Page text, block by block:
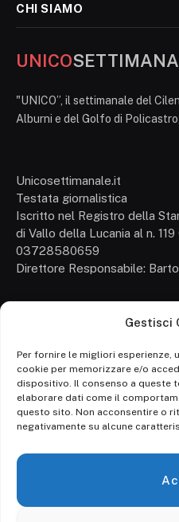
Gestisci
Per fornire le migliori esperienze,
cookie per memorizzare e/o
dispositivo. Il consenso a queste
elaborare dati come il
questo sito. Non acconsentire o
negativamente su alcune
CHI SIAMO
UNICO
"UNICO”, il settimanale del
Alburni e del Golfo di
Unicosettimanale.it
Testata giornalistica
Iscritto nel Registro della
di Vallo della Lucania al n. 119
03728580659
Direttore Responsabile:
Attualità
Politica
Cronaca
Economia